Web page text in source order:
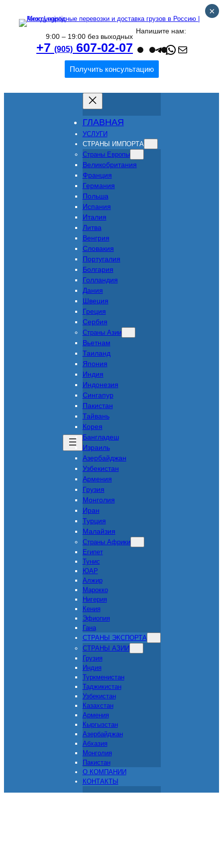
9:00 – 19:00 без выходных
+7 (905) 607-02-07
Напишите нам:
Получить консультацию
ГЛАВНАЯ
УСЛУГИ
СТРАНЫ ИМПОРТА
Страны Европы
Великобритания
Франция
Германия
Польша
Испания
Италия
Литва
Венгрия
Словакия
Португалия
Болгария
Голландия
Дания
Швеция
Греция
Сербия
Страны Азии
Вьетнам
Таиланд
Япония
Индия
Индонезия
Сингапур
Пакистан
Тайвань
Корея
Бангладеш
Израиль
Азербайджан
Узбекистан
Армения
Грузия
Монголия
Иран
Турция
Малайзия
Страны Африки
Египет
Тунис
ЮАР
Алжир
Марокко
Нигерия
Кения
Эфиопия
Гана
СТРАНЫ ЭКСПОРТА
СТРАНЫ АЗИИ
Грузия
Индия
Туркменистан
Таджикистан
Узбекистан
Казахстан
Армения
Кыргызстан
Азербайджан
Абхазия
Монголия
Пакистан
О КОМПАНИИ
КОНТАКТЫ
×